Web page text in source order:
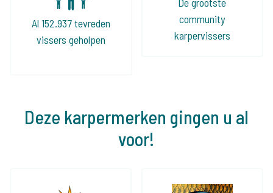
Al 152.937 tevreden
vissers geholpen
community
karpervissers
Deze karpermerken gingen u al
voor!